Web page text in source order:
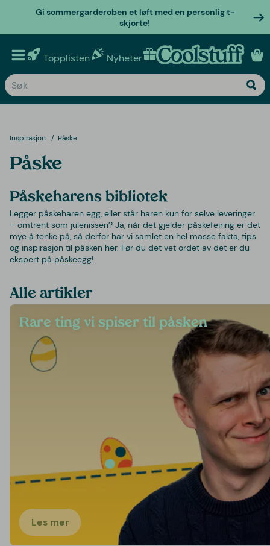
Gi sommergarderoben et løft med en personlig t-
skjorte!
Topplisten Nyheter Personlige gaver
Inspirasjon Påske
Påske
Påskeharens bibliotek
Legger påskeharen egg, eller står haren kun for selve leveringer
– omtrent som julenissen? Ja, når det gjelder påskefeiring er det
mye å tenke på, så derfor har vi samlet en hel masse fakta, tips
og inspirasjon til påsken her. Før du det vet ordet av det er du
ekspert på påskeegg!
Alle artikler
Rare ting vi spiser til påsken
Les mer